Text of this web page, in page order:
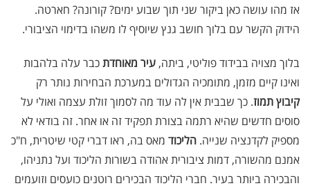
אז מהו עושה כאן ביקור שני תוך שבוע ימים? קורונה? חארטה.
הידוק הקשר עם בלוך חושב גנץ שיוסיף לו משהו בדימוי הציבורי.
בלוך מצויה בבידוד פוליטי, ביתה, עיר מאוחדתכבר עלה בלהבות
ואינו קיים מזמן, מתומכיה הגדולים במערכת הבחירות נותר רק
קיבוץ תמוז. כך שבבית אין לה עוד מה לסמוך זולת עצמה ואולי על
סוסים חדשים שהיא רתמה בצורת תפקיד זה או אחר. זה בודאי לא
מספיק לקדנציה שנייה. הליכוד מאס בה, ראו דברי קטי שיטרית, ח"כ
אמנם מהשורה, דמות ציבורית אהודה בשורות הליכוד ועל נתניהו,
והבכירה ביותר בעיר. חברי הליכוד הבכירים רוטנים כועסים וזועמים